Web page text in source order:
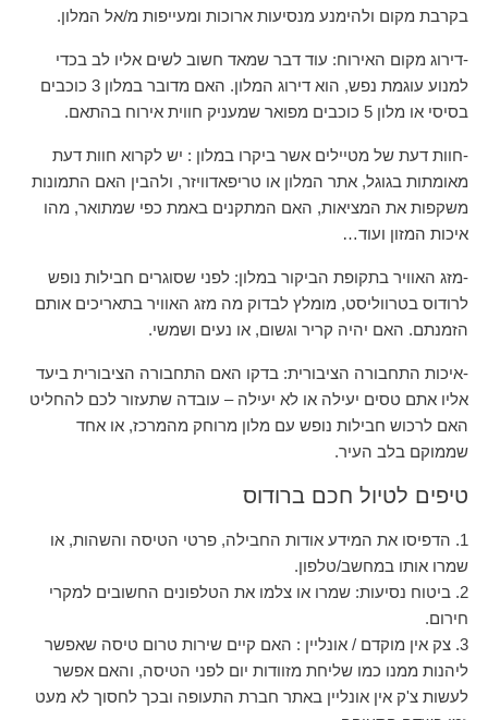
בקרבת מקום ולהימנע מנסיעות ארוכות ומעייפות מ/אל המלון.
-דירוג מקום האירוח: עוד דבר שמאד חשוב לשים אליו לב בכדי
למנוע עוגמת נפש, הוא דירוג המלון. האם מדובר במלון 3 כוכבים
בסיסי או מלון 5 כוכבים מפואר שמעניק חווית אירוח בהתאם.
-חוות דעת של מטיילים אשר ביקרו במלון : יש לקרוא חוות דעת
מאומתות בגוגל, אתר המלון או טריפאדוויזר, ולהבין האם התמונות
משקפות את המציאות, האם המתקנים באמת כפי שמתואר, מהו
איכות המזון ועוד…
-מזג האוויר בתקופת הביקור במלון: לפני שסוגרים חבילות נופש
לרודוס בטרווליסט, מומלץ לבדוק מה מזג האוויר בתאריכים אותם
הזמנתם. האם יהיה קריר וגשום, או נעים ושמשי.
-איכות התחבורה הציבורית: בדקו האם התחבורה הציבורית ביעד
אליו אתם טסים יעילה או לא יעילה – עובדה שתעזור לכם להחליט
האם לרכוש חבילות נופש עם מלון מרוחק מהמרכז, או אחד
שממוקם בלב העיר.
טיפים לטיול חכם ברודוס
1. הדפיסו את המידע אודות החבילה, פרטי הטיסה והשהות, או
שמרו אותו במחשב/טלפון.
2. ביטוח נסיעות: שמרו או צלמו את הטלפונים החשובים למקרי
חירום.
3. צק אין מוקדם / אונליין : האם קיים שירות טרום טיסה שאפשר
ליהנות ממנו כמו שליחת מזוודות יום לפני הטיסה, והאם אפשר
לעשות צ'ק אין אונליין באתר חברת התעופה ובכך לחסוך לא מעט